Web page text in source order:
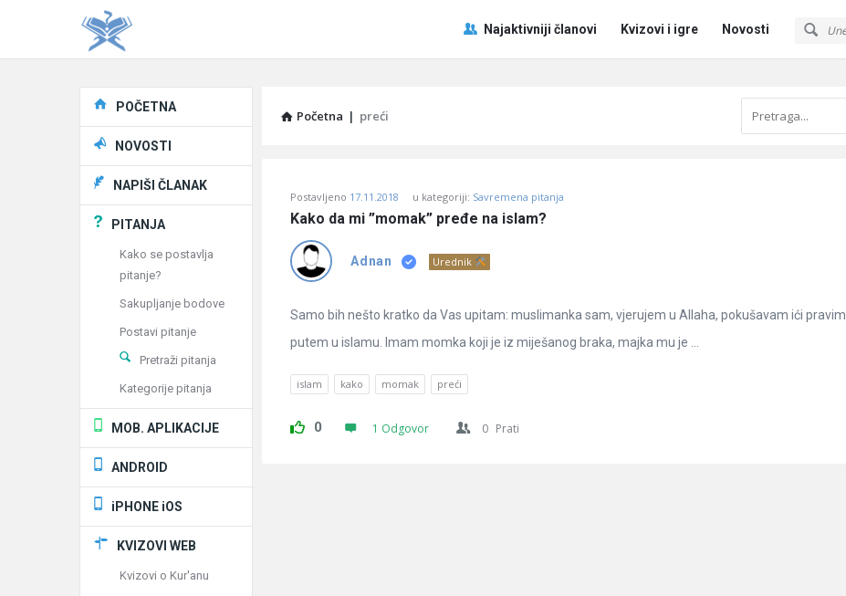
Pitaj
Učene
Najaktivniji članovi Kvizovi i igre Novosti
Početna | preći
Učene
Latest
Pitanja
Postavljeno 17.11.2018 u kategoriji: Savremena pitanja
Kako da mi ”momak” pređe na islam?
Adnan Urednik
Samo bih nešto kratko da Vas upitam: muslimanka sam, vjerujem u Allaha, pokušavam ići pravim
putem u islamu. Imam momka koji je iz miješanog braka, majka mu je ...
islam kako momak preći
0 1 Odgovor 0 Prati
Explore
POČETNA
NOVOSTI
NAPIŠI ČLANAK
PITANJA
Kako se postavlja
pitanje?
Sakupljanje bodove
Postavi pitanje
Pretraži pitanja
Kategorije pitanja
MOB. APLIKACIJE
ANDROID
iPHONE iOS
KVIZOVI WEB
Kvizovi o Kur'anu